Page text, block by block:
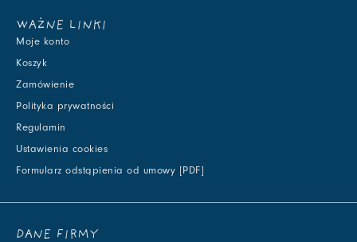
WAŻNE LINKI
Moje konto
Koszyk
Zamówienie
Polityka prywatności
Regulamin
Ustawienia cookies
Formularz odstąpienia od umowy [PDF]
DANE FIRMY